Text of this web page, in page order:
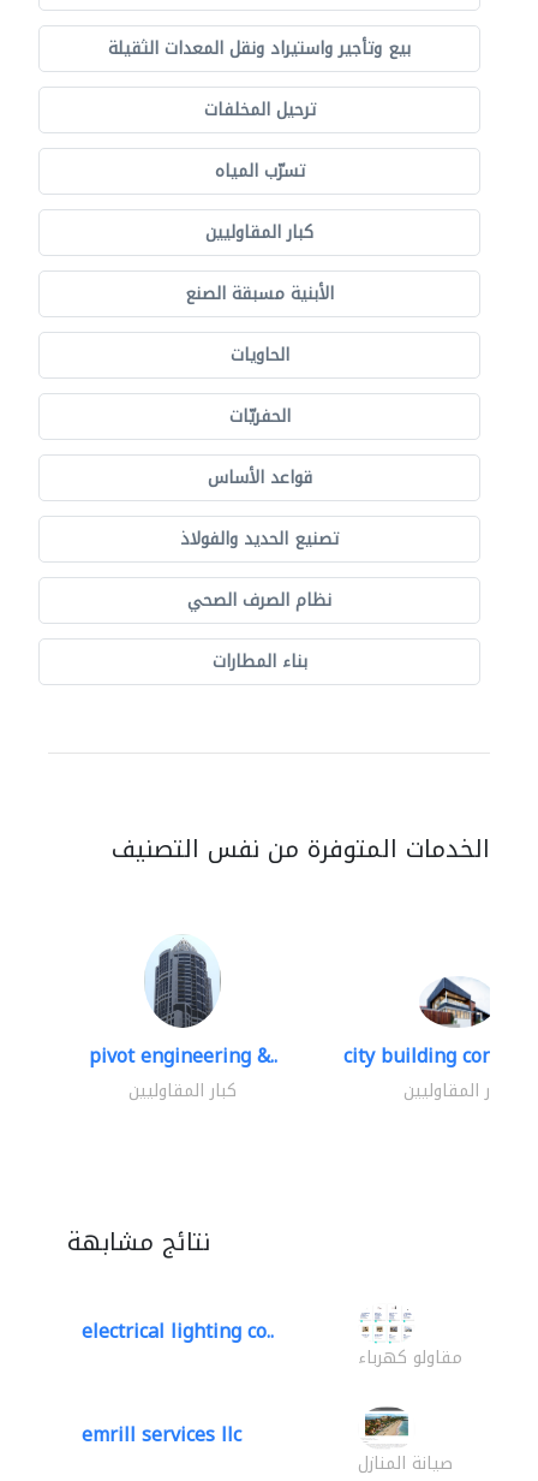
بيع وتأجير واستيراد ونقل المعدات الثقيلة
ترحيل المخلفات
تسرّب المياه
كبار المقاوليين
الأبنية مسبقة الصنع
الحاويات
الحفريّات
قواعد الأساس
تصنيع الحديد والفولاذ
نظام الصرف الصحي
بناء المطارات
الخدمات المتوفرة من نفس التصنيف
pivot engineering &..
كبار المقاوليين
city building
كبار المقاوليين
نتائج مشابهة
electrical lighting co..
مقاولو كهرباء
emrill services llc
صيانة المنازل